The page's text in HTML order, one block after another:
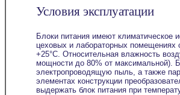
Условия эксплуатации
Блоки питания имеют климатическое
цеховых и лабораторных помещениях
+25°С. Относительная влажность
мощности до 80% от максимальной).
электропроводящую пыль, а также
элементах конструкции
выдержать блок питания при